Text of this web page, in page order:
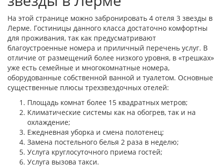
На этой странице можно забронировать 4 отеля 3 звезды в
Лерме. Гостиницы данного класса достаточно комфортны
для проживания, так как предусматривают
благоустроенные номера и приличный перечень услуг. В
отличие от размещений более низкого уровня, в «трешках»
уже есть семейные и многокомнатные номера,
оборудованные собственной ванной и туалетом. Основные
существенные плюсы трехзвездочных отелей:
Площадь комнат более 15 квадратных метров;
Климатические системы как на обогрев, так и на
охлаждение;
Ежедневная уборка и смена полотенец;
Замена постельного белья 2 раза в неделю;
Услуга круглосуточного приема гостей;
Услуга вызова такси.